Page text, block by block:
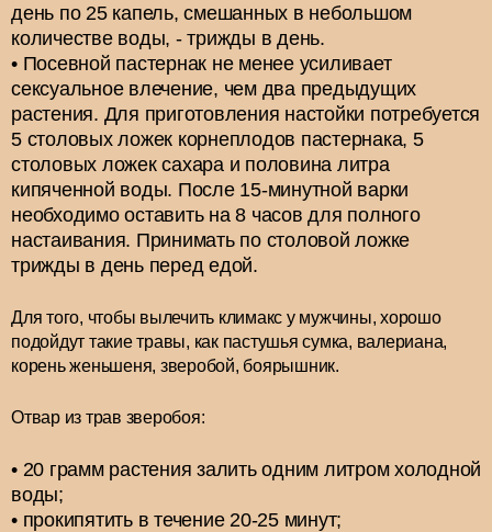
день по 25 капель, смешанных в небольшом
количестве воды, - трижды в день.
Посевной пастернак не менее усиливает
сексуальное влечение, чем два предыдущих
растения. Для приготовления настойки потребуется
5 столовых ложек корнеплодов пастернака, 5
столовых ложек сахара и половина литра
кипяченной воды. После 15-минутной варки
необходимо оставить на 8 часов для полного
настаивания. Принимать по столовой ложке
трижды в день перед едой.
Для того, чтобы вылечить климакс у мужчины, хорошо
подойдут такие травы, как пастушья сумка, валериана,
корень женьшеня, зверобой, боярышник.
Отвар из трав зверобоя:
20 грамм растения залить одним литром холодной
воды;
прокипятить в течение 20-25 минут;